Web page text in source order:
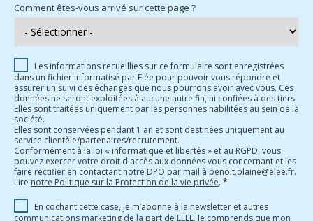
Comment êtes-vous arrivé sur cette page ?
Les informations recueillies sur ce formulaire sont enregistrées
dans un fichier informatisé par Elée pour pouvoir vous répondre et
assurer un suivi des échanges que nous pourrons avoir avec vous. Ces
données ne seront exploitées à aucune autre fin, ni confiées à des tiers.
Elles sont traitées uniquement par les personnes habilitées au sein de la
société.
Elles sont conservées pendant 1 an et sont destinées uniquement au
service clientèle/partenaires/recrutement.
Conformément à la loi « informatique et libertés » et au RGPD, vous
pouvez exercer votre droit d'accès aux données vous concernant et les
faire rectifier en contactant notre DPO par mail à benoit.plaine@elee.fr.
Lire notre Politique sur la Protection de la vie privée. *
En cochant cette case, je m’abonne à la newsletter et autres
communications marketing de la part de ELEE. Je comprends que mon